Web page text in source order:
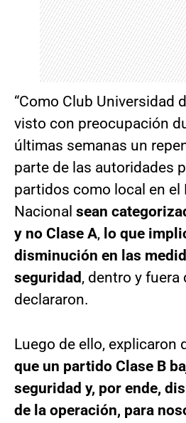
“Como Club Universidad
visto con preocupación
últimas semanas un
parte de las autoridades
partidos como local en el
Nacional sean
y no Clase A, lo que
disminución en las
seguridad , dentro y fuera
declararon.
Luego de ello, explicaron
que un partido Clase B
seguridad y, por ende,
de la operación, para